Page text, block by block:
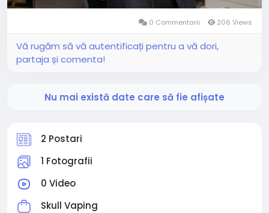
2 Postari
1 Fotografii
0 Video
Skull Vaping
0 Commentarii 206 Views
Vă rugăm să vă autentificați pentru a vă dori,
partaja și comenta!
Nu mai există date care să fie afișate